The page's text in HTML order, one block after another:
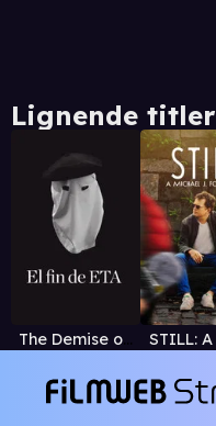
Lignende titler
The Demise of ETA